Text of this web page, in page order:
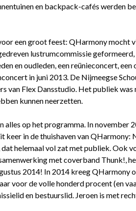
en backpack-cafés werden
een groot feest: QHarmony mocht
lustrumcommissie
en oudleden, een reünieconcert,
in juni 2013. De Nijmeegse
van Flex Dansstudio. Het publiek was
kunnen neerzetten.
alles op het programma. In november
keer in de thuishaven van QHarmony:
helemaal vol zat met publiek. Ook
met coverband Thunk!,
2014! In 2014 kreeg QHarmony
voor de volle honderd procent (en
en bestuurslid. Jeroen is met